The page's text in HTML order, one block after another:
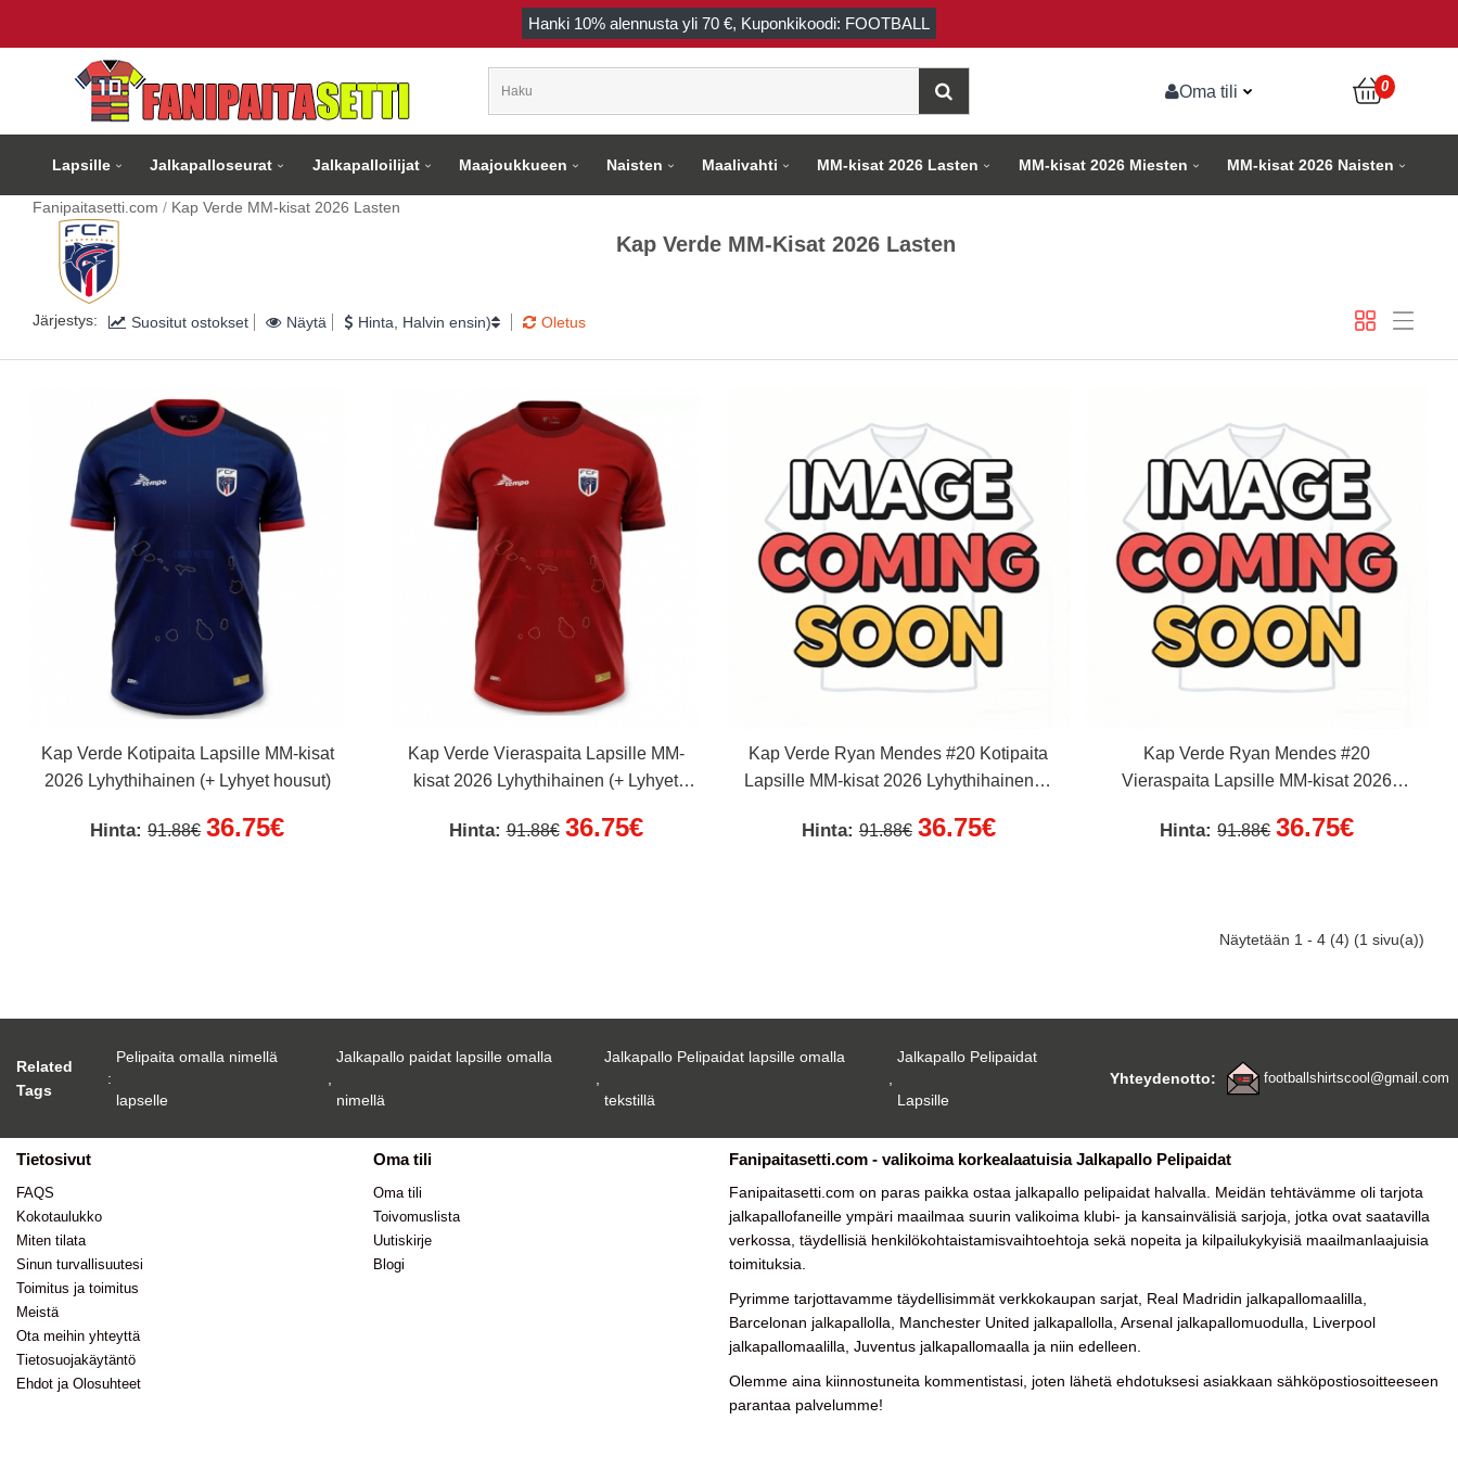
Hanki 10% alennusta yli 70 €, Kuponkikoodi: FOOTBALL
Oma tili 0
Lapsille Jalkapalloseurat Jalkapalloilijat Maajoukkueen Naisten Maalivahti MM-kisat 2026 Lasten MM-kisat 2026 Miesten MM-kisat 2026 Naisten
Fanipaitasetti.com Kap Verde MM-kisat 2026 Lasten
Kap Verde MM-Kisat 2026 Lasten
Järjestys: Suositut ostokset Näytä Hinta, Halvin ensin) Oletus
Kap Verde Kotipaita Lapsille MM-kisat
2026 Lyhythihainen (+ Lyhyet housut)
Hinta:91.88€ 36.75€
Kap Verde Vieraspaita Lapsille MM-
kisat 2026 Lyhythihainen (+ Lyhyet
Hinta:91.88€ 36.75€
Kap Verde Ryan Mendes #20 Kotipaita
Lapsille MM-kisat 2026 Lyhythihainen (+
Hinta: 91.88€ 36.75€
Kap Verde Ryan Mendes #20
Vieraspaita Lapsille MM-kisat 2026
Hinta:91.88€ 36.75€
Näytetään 1 - 4 (4) (1 sivu(a))
Related
Tags
:
Pelipaita omalla nimellä
lapselle
,
Jalkapallo paidat lapsille omalla
nimellä
,
Jalkapallo Pelipaidat lapsille omalla
tekstillä
,
Jalkapallo Pelipaidat
Lapsille
Yhteydenotto: footballshirtscool@gmail.com
Tietosivut
FAQS
Kokotaulukko
Miten tilata
Sinun turvallisuutesi
Toimitus ja toimitus
Meistä
Ota meihin yhteyttä
Tietosuojakäytäntö
Ehdot ja Olosuhteet
Oma tili
Oma tili
Toivomuslista
Uutiskirje
Blogi
Fanipaitasetti.com - valikoima korkealaatuisia Jalkapallo Pelipaidat
Fanipaitasetti.com on paras paikka ostaa jalkapallo pelipaidat halvalla. Meidän tehtävämme oli tarjota
jalkapallofaneille ympäri maailmaa suurin valikoima klubi- ja kansainvälisiä sarjoja, jotka ovat saatavilla
verkossa, täydellisiä henkilökohtaistamisvaihtoehtoja sekä nopeita ja kilpailukykyisiä maailmanlaajuisia
toimituksia.
Pyrimme tarjottavamme täydellisimmät verkkokaupan sarjat, Real Madridin jalkapallomaalilla,
Barcelonan jalkapallolla, Manchester United jalkapallolla, Arsenal jalkapallomuodulla, Liverpool
jalkapallomaalilla, Juventus jalkapallomaalla ja niin edelleen.
Olemme aina kiinnostuneita kommentistasi, joten lähetä ehdotuksesi asiakkaan sähköpostiosoitteeseen
parantaa palvelumme!